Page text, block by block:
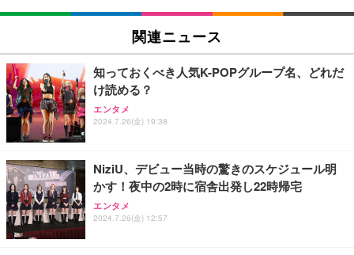
Grithope イヤホン タイプC【2026新モデル 耐久
重低音 遅延なし
￥949
Lightning to 3.5mm イヤホンジャック 変換 MFi認
証 【ハイレゾ音質】 内蔵DAC 遅延なし 48ビット/9
6KHz 音量調節対応
【HIFI音質】iphone イヤホンジャック ライトニン
グ イヤホン 変換 MFI認証 4極 内蔵DAC 遅延なし 音
量調節/音楽
関連ニュース
知っておくべき人気K-POPグループ名、どれだ
け読める？
エンタメ
2024.7.26(金) 19:38
NiziU、デビュー当時の驚きのスケジュール明
かす！夜中の2時に宿舎出発し22時帰宅
エンタメ
2024.7.26(金) 12:57